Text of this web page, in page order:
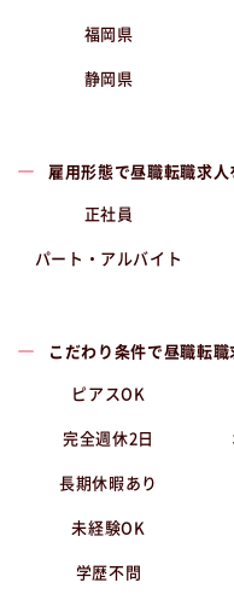
福岡県
静岡県
雇用形態で昼職転職求人
正社員
パート・アルバイト
こだわり条件で昼職転職
ピアスOK
完全週休2日
長期休暇あり
未経験OK
学歴不問